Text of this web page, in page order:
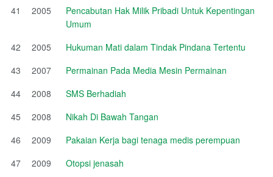
41
2005
Pencabutan Hak Milik Pribadi Untuk Kepentingan
Umum
42
2005
Hukuman Mati dalam Tindak Pindana Tertentu
43
2007
Permainan Pada Media Mesin Permainan
44
2008
SMS Berhadiah
45
2008
Nikah Di Bawah Tangan
46
2009
Pakaian Kerja bagi tenaga medis perempuan
47
2009
Otopsi jenasah